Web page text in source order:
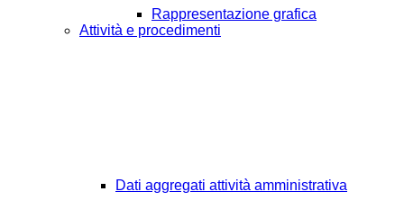
Rappresentazione grafica
Attività e procedimenti
Dati aggregati attività amministrativa